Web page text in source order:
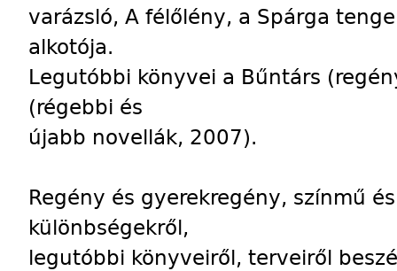
varázsló, A félőlény, a Spárga
alkotója.
Legutóbbi könyvei a Bűntárs
(régebbi és
újabb novellák, 2007).
Regény és gyerekregény, színmű
különbségekről,
legutóbbi könyveiről, terveiről